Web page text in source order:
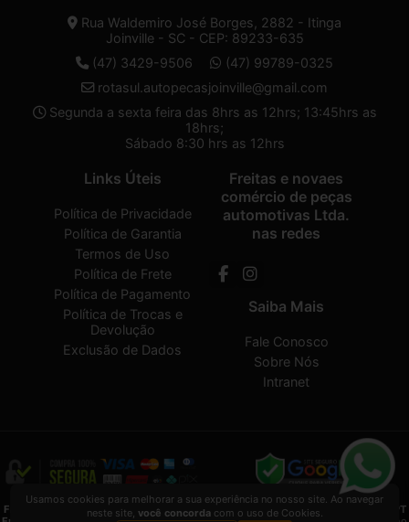
Rua Waldemiro José Borges, 2882 - Itinga
Joinville - SC - CEP: 89233-635
(47) 3429-9506
(47) 99789-0325
rotasul.autopecasjoinville@gmail.com
Segunda a sexta feira das 8hrs as 12hrs; 13:45hrs as
18hrs;
Sábado 8:30 hrs as 12hrs
Links Úteis
Política de Privacidade
Política de Garantia
Termos de Uso
Política de Frete
Política de Pagamento
Política de Trocas e
Devolução
Exclusão de Dados
Freitas e novaes
comércio de peças
automotivas Ltda.
nas redes
Saiba Mais
Fale Conosco
Sobre Nós
Intranet
Freitas e novaes comércio de peças automotivas Ltda.2026 CREATED BYVAAPT
Usamos cookies para melhorar a sua experiência no nosso site. Ao navegar
neste site, você concordacom o uso de Cookies.